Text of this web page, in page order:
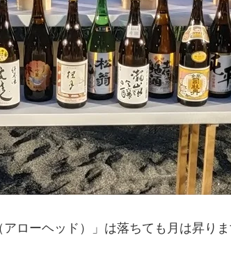
ローヘッド）」は落ちても月は昇り